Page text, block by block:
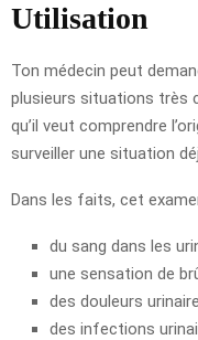
Utilisation
Ton médecin peut
plusieurs situations très
qu’il veut comprendre
surveiller une situation
Dans les faits, cet
du sang dans les
une sensation de
des douleurs
des infections